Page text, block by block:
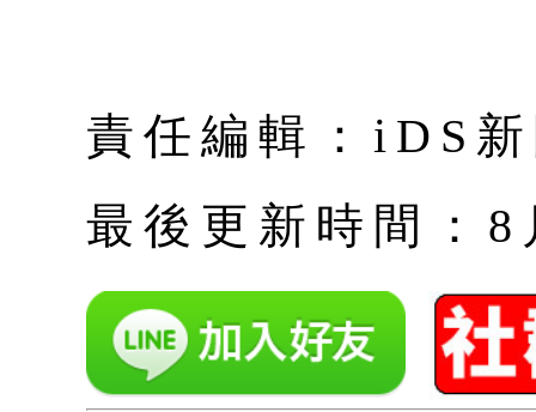
責任編輯：iDS
最後更新時間：